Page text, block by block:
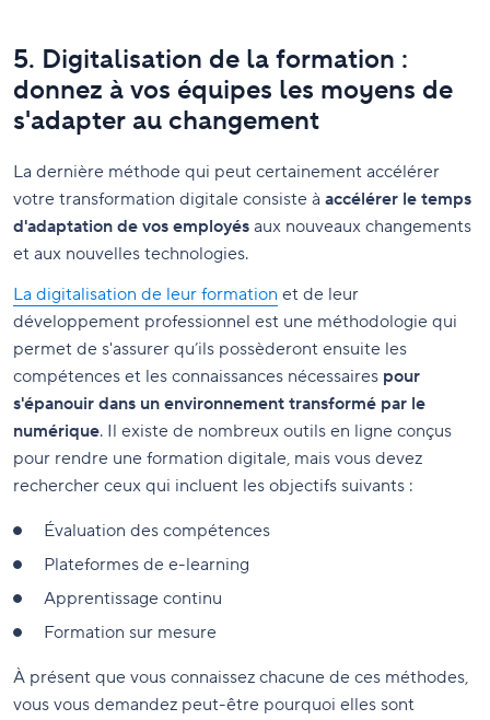
5. Digitalisation de la formation :
donnez à vos équipes les moyens de
s'adapter au changement
La dernière méthode qui peut certainement accélérer
votre transformation digitale consiste à accélérer le temps
d'adaptation de vos employés aux nouveaux changements
et aux nouvelles technologies.
La digitalisation de leur formation et de leur
développement professionnel est une méthodologie qui
permet de s'assurer qu’ils possèderont ensuite les
compétences et les connaissances nécessaires pour
s'épanouir dans un environnement transformé par le
numérique. Il existe de nombreux outils en ligne conçus
pour rendre une formation digitale, mais vous devez
rechercher ceux qui incluent les objectifs suivants :
Évaluation des compétences
Plateformes de e-learning
Apprentissage continu
Formation sur mesure
À présent que vous connaissez chacune de ces méthodes,
vous vous demandez peut-être pourquoi elles sont